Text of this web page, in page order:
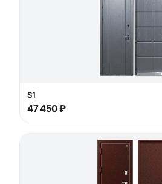
S1
47 450 ₽